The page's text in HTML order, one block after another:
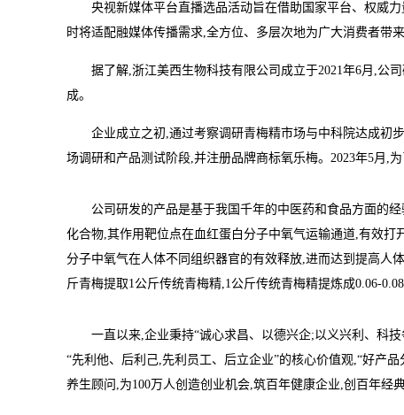
央视新媒体平台直播选品活动旨在借助国家平台、权威
时将适配融媒体传播需求,全方位、多层次地为广大消费者带
据了解,浙江美西生物科技有限公司成立于2021年6月,公
成。
企业成立之初,通过考察调研青梅精市场与中科院达成初
场调研和产品测试阶段,并注册品牌商标氧乐梅。2023年5月,
公司研发的产品是基于我国千年的中医药和食品方面的
化合物,其作用靶位点在血红蛋白分子中氧气运输通道,有效
分子中氧气在人体不同组织器官的有效释放,进而达到提高人
斤青梅提取1公斤传统青梅精,1公斤传统青梅精提炼成0.06-
一直以来,企业秉持“诚心求昌、以德兴企;以义兴利、科
“先利他、后利己,先利员工、后立企业”的核心价值观,“好产
养生顾问,为100万人创造创业机会,筑百年健康企业,创百年经典